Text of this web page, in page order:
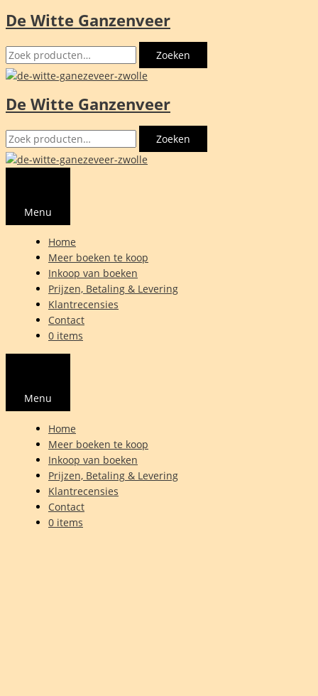
Ga
de
inhoud
De Witte Ganzenveer
Zoeken
naar:
Zoeken
De Witte Ganzenveer
Zoeken
naar:
Zoeken
Menu
Home
Meer boeken te koop
Inkoop van boeken
Prijzen, Betaling & Levering
Klantrecensies
Contact
0 items
Menu
Home
Meer boeken te koop
Inkoop van boeken
Prijzen, Betaling & Levering
Klantrecensies
Contact
0 items